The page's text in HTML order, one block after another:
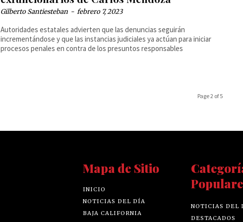
Gilberto Santiesteban - febrero 7, 2023
Autoridades estatales advierten que las denuncias seguirán
incrementándose y que las instancias judiciales ya actúan para iniciar
procesos penales en contra de los presuntos responsables
Page 2 of 5
Mapa de Sitio
INICIO
NOTICIAS DEL DÍA
BAJA CALIFORNIA
NOTICIAS DEL
DESTACADOS